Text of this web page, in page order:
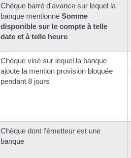
Chèque barré d'avance sur lequel la
banque mentionneSomme
disponible sur le compte à telle
date et à telle heure
Chèque visé sur lequel la banque
ajoute la mention provision bloquée
pendant 8 jours
Chèque dont l'émetteur est une
banque